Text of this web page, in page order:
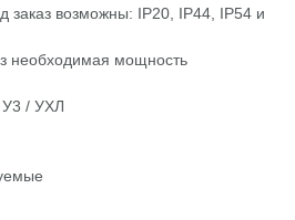
заказ возможны: IP20, IP44, IP54 и
необходимая мощность
/ УХЛ